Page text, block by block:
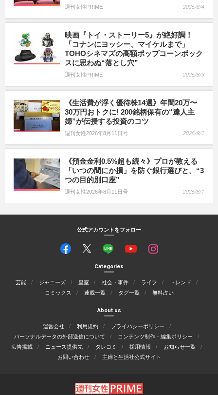
週刊女性PRIME 2026/8/4
映画『トイ・ストーリー5』が絶好調！
「コナンにヨッシー、マイケルまで」
TOHOシネマズの高額ポップコーンボック
スに思わぬ“落とし穴”
週刊女性PRIME 2026/8/3
《生活費が浮く優待株14選》年間20万〜
30万円おトクに! 200銘柄保有の“達人主
婦”が伝授する投資のコツ
週刊女性2026年8月11日号 2026/8/2
《預金金利0.5%超も続々》プロが教える
「いつの間にか損」を防ぐ銀行選びと、“3
つの目的別口座”
週刊女性2026年8月11日号 2026/8/1
公式アカウントをフォロー
Categories
芸能 ジャニーズ 皇室 社会・事件 ライフ
トレンド
コミックス
連載一覧 タグ一覧 無料占い
About us
運営会社 利用規約
プライバシーポリシー
パーソナルデータの外部送信について
コンテンツ制作・編集ポリシー
広告掲載
ニュース提供先 タレコミ 採用情報
お知らせ一覧
お問い合わせ
主婦と生活社公式サイト